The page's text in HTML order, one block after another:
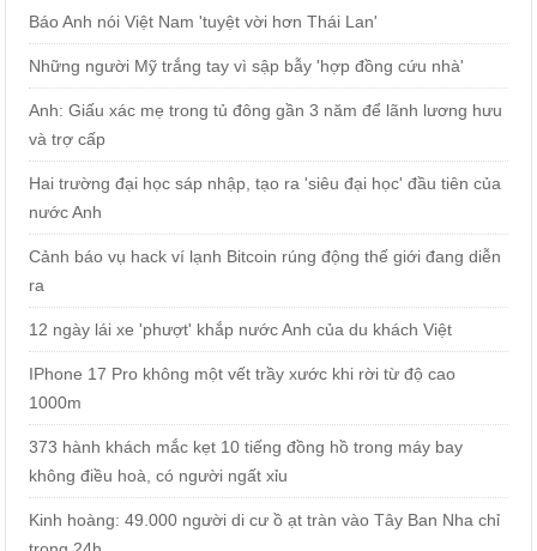
Báo Anh nói Việt Nam 'tuyệt vời hơn Thái Lan'
Những người Mỹ trắng tay vì sập bẫy 'hợp đồng cứu nhà'
Anh: Giấu xác mẹ trong tủ đông gần 3 năm để lãnh lương hưu
và trợ cấp
Hai trường đại học sáp nhập, tạo ra 'siêu đại học' đầu tiên của
nước Anh
Cảnh báo vụ hack ví lạnh Bitcoin rúng động thế giới đang diễn
ra
12 ngày lái xe 'phượt' khắp nước Anh của du khách Việt
IPhone 17 Pro không một vết trầy xước khi rời từ độ cao
1000m
373 hành khách mắc kẹt 10 tiếng đồng hồ trong máy bay
không điều hoà, có người ngất xỉu
Kinh hoàng: 49.000 người di cư ồ ạt tràn vào Tây Ban Nha chỉ